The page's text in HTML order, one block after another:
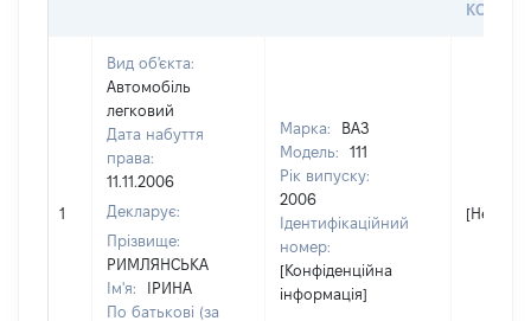
1
Вид об'єкта:
Автомобіль
легковий
Дата набуття
права:
11.11.2006
Декларує:
Прізвище:
РИМЛЯНСЬКА
Ім'я:
ІРИНА
По батькові (за
Марка:
ВАЗ
Модель:
111
Рік випуску:
2006
Ідентифікаційний
номер:
[Конфіденційна
інформація]
[Не